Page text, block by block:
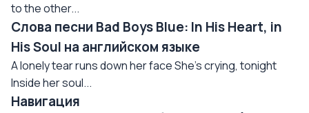
to the other...
Слова песни Bad Boys Blue: In His Heart, in
His Soul на английском языке
A lonely tear runs down her face She's crying, tonight
Inside her soul...
Навигация